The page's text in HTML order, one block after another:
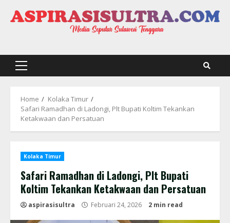
Primary
Home
Kolaka Timur
Safari Ramadhan di Ladongi, Plt Bupati Koltim Tekankan
Ketakwaan dan Persatuan
Kolaka Timur
Safari Ramadhan di Ladongi, Plt Bupati
Koltim Tekankan Ketakwaan dan Persatuan
aspirasisultra Februari 24, 2026 2 min read